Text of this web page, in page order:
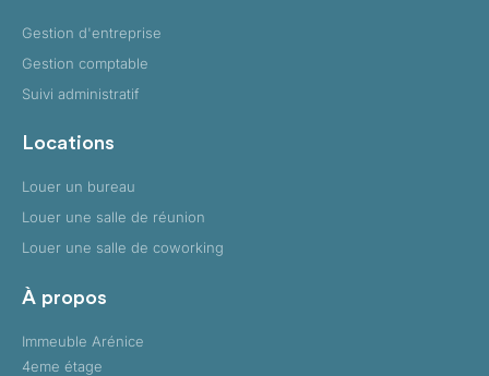
Gestion d'entreprise
Gestion comptable
Suivi administratif
Locations
Louer un bureau
Louer une salle de réunion
Louer une salle de coworking
À propos
Immeuble Arénice
4eme étage